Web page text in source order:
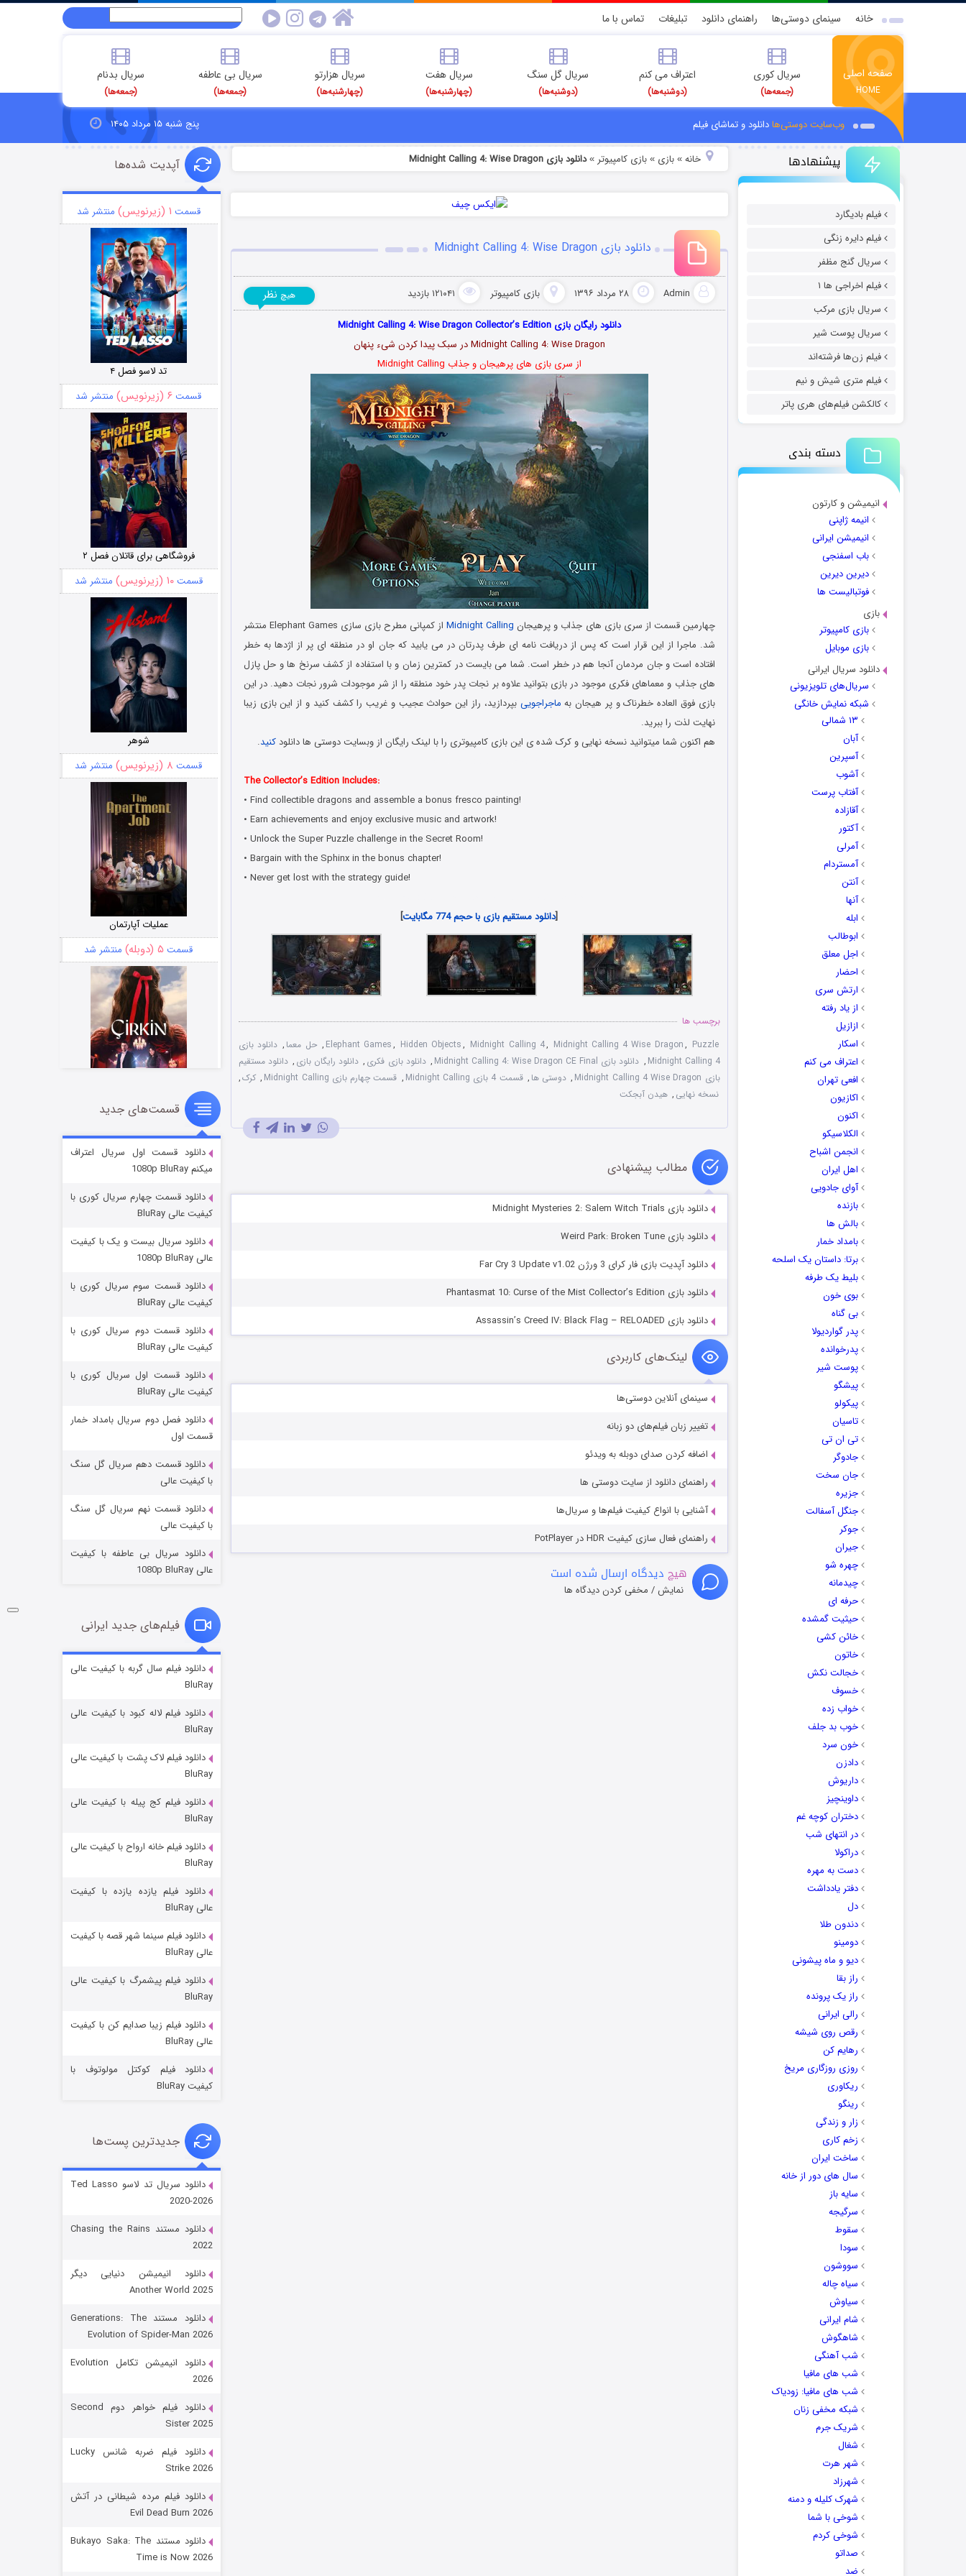
خانه سینمای دوستی‌ها راهنمای دانلود تبلیغات تماس با ما
صفحه اصلی
HOME
سریال کوری
(جمعه‌ها)
اعتراف می کنم
(دوشنبه‌ها)
سریال گل سنگ
(دوشنبه‌ها)
سریال هفت
(چهارشنبه‌ها)
سریال هزارتو
(چهارشنبه‌ها)
سریال بی عاطفه
(جمعه‌ها)
سریال بدنام
(جمعه‌ها)
وب‌سایت دوستی‌هادانلود و تماشای فیلم پنج شنبه ۱۵ مرداد ۱۴۰۵
پیشنهادها
فیلم بادیگارد
فیلم دایره زنگی
سریال گنج مظفر
فیلم اخراجی ها ۱
سریال بازی مرکب
سریال پوست شیر
فیلم زن‌ها فرشته‌اند
فیلم متری شیش و نیم
کالکشن فیلم‌های هری پاتر
دسته بندی
انیمیشن و کارتون
انیمه ژاپنی
انیمیشن ایرانی
باب اسفنجی
دیرین دیرین
فوتبالیست ها
بازی
بازی کامپیوتر
بازی موبایل
دانلود سریال ایرانی
سریال‌های تلویزیونی
شبکه نمایش خانگی
۱۳ شمالی
آبان
آسپرین
آشوب
آفتاب پرست
آقازاده
آکتور
آمرلی
آمستردام
آنتن
آنها
ابله
ابوطالب
اجل معلق
احضار
ارتش سری
از یاد رفته
ازازیل
اسکار
اعتراف می کنم
افعی تهران
اکازیون
اکنون
الکلاسیکو
انجمن اشباح
اهل ایران
آوای جادویی
بازنده
بالش ها
بامداد خمار
برتا: داستان یک اسلحه
بلیط یک‌‌ طرفه
بوی خون
بی گناه
پدر گواردیولا
پدرخوانده
پوست شیر
پیشگو
پیکولو
تاسیان
تی ان تی
جادوگر
جان سخت
جزیره
جنگل آسفالت
جوکر
جیران
چهره شو
چیدمانه
حرفه ای
حیثیت گمشده
خائن کشی
خاتون
خجالت نکش
خسوف
خواب زده
خوب بد جلف
خون سرد
دادزن
داریوش
داوینچیز
دختران کوچه غم
در انتهای شب
دراکولا
دست به مهره
دفتر یادداشت
دل
دندون طلا
دومینو
دیو و ماه پیشونی
راز بقا
راز یک پرونده
رالی ایرانی
رقص روی شیشه
رهایم کن
روزی روزگاری مریخ
ریکاوری
رینگو
زار و زندگی
زخم کاری
ساخت ایران
سال های دور از خانه
سایه باز
سرگیجه
سقوط
سودا
سووشون
سیاه چاله
سیاوش
شام ایرانی
شاهگوش
شب آهنگی
شب های مافیا
شب های مافیا: زودیاک
شبکه مخفی زنان
شریک جرم
شغال
شهر هرت
شهرزاد
شهرک کلیله و دمنه
شوخی با شما
شوخی کردم
صداتو
ضد
خانه» بازی » بازی کامپیوتر »دانلود بازی Midnight Calling 4: Wise Dragon
دانلود بازی Midnight Calling 4: Wise Dragon
Admin ۲۸ مرداد ۱۳۹۶ بازی کامپیوتر ۱۲۱۰۴۱ بازدید هیچ نظر
دانلود رایگان بازی Midnight Calling 4: Wise Dragon Collector’s Edition
Midnight Calling 4: Wise Dragon در سبک پیدا کردن شیء پنهان
از سری بازی های پرهیجان و جذاب Midnight Calling
چهارمین قسمت از سری بازی های جذاب و پرهیجان Midnight Calling
از کمپانی مطرح بازی سازی Elephant Games منتشر
شد. ماجرا از این قرار است که پس از دریافت نامه ای طرف پدرتان در می یابید که جان او در منطقه ای پر از اژدها به خطر
افتاده است و جان مردمان آنجا هم در خطر است. شما می بایست در کمترین زمان و با استفاده از کشف سرنخ ها و حل پازل
های جذاب و معماهای فکری موجود در بازی بتوانید علاوه بر نجات پدر خود منطقه را از شر موجودات شرور نجات دهید. در این
بازی فوق العاده خطرناک و پر هیجان به ماجراجویی بپردازید، راز این حوادث عجیب و غریب را کشف کنید و از این بازی زیبا
نهایت لذت را ببرید.
هم اکنون شما میتوانید نسخه نهایی و کرک شده ی این بازی کامپیوتری را با لینک رایگان از وبسایت دوستی ها دانلودکنید.
The Collector’s Edition Includes:
• Find collectible dragons and assemble a bonus fresco painting!
• Earn achievements and enjoy exclusive music and artwork!
• Unlock the Super Puzzle challenge in the Secret Room!
• Bargain with the Sphinx in the bonus chapter!
• Never get lost with the strategy guide!
[دانلود مستقیم بازی با حجم 774 مگابایت ]
برچسب ها
Elephant Games, Hidden Objects, Midnight Calling 4, Midnight Calling 4 Wise Dragon, Puzzle
, حل معما , دانلود بازی
Midnight Calling 4
, دانلود بازی Midnight Calling 4: Wise Dragon CE Final , دانلود بازی فکری , دانلود رایگان بازی , دانلود مستقیم
بازی Midnight Calling 4 Wise Dragon
, دوستی ها , قسمت 4 بازی Midnight Calling , قسمت چهارم بازی Midnight Calling , کرک,
نسخه نهایی , هیدن آبجکت
مطالب پیشنهادی
دانلود بازی Midnight Mysteries 2: Salem Witch Trials
دانلود بازی Weird Park: Broken Tune
دانلود آپدیت بازی فار کرای 3 ورژن Far Cry 3 Update v1.02
دانلود بازی Phantasmat 10: Curse of the Mist Collector’s Edition
دانلود بازی Assassin’s Creed IV: Black Flag – RELOADED
لینک‌های کاربردی
سینمای آنلاین دوستی‌ها
تغییر زبان فیلم‌های دو زبانه
اضافه کردن صدای دوبله به ویدئو
راهنمای دانلود از سایت دوستی ها
آشنایی با انواع کیفیت فیلم‌ها و سریال‌ها
راهنمای فعال سازی کیفیت HDR در PotPlayer
هیچ دیدگاه ارسال شده است
نمایش / مخفی کردن دیدگاه ها
آپدیت شده‌ها
قسمت ۱ (زیرنویس) منتشر شد
تد لاسو فصل ۴
قسمت ۶ (زیرنویس) منتشر شد
فروشگاهی برای قاتلان فصل ۲
قسمت۱۰ (زیرنویس) منتشر شد
شوهر
قسمت ۸ (زیرنویس) منتشر شد
عملیات آپارتمان
قسمت ۵ (دوبله) منتشر شد
سریال زشت
قسمت۲ (زیرنویس) منتشر شد
مردگان متحرک: شهر مرده ۳
شکست استوارت در نجات جهان
قسمت ۷ (زیرنویس) منتشر شد
شوگر فصل ۲
قسمت
خاندان اژدها فصل ۳
جادوگری در مغولستان
قسمت
رویایی برای تو
قسمت
قسمت‌های جدید
دانلود قسمت اول سریال اعتراف
میکنم 1080p BluRay
دانلود قسمت چهارم سریال کوری با
کیفیت عالی BluRay
دانلود سریال بیست و یک با کیفیت
عالی 1080p BluRay
دانلود قسمت سوم سریال کوری با
کیفیت عالی BluRay
دانلود قسمت دوم سریال کوری با
کیفیت عالی BluRay
دانلود قسمت اول سریال کوری با
کیفیت عالی BluRay
دانلود فصل دوم سریال بامداد خمار
قسمت اول
دانلود قسمت دهم سریال گل سنگ
با کیفیت عالی
دانلود قسمت نهم سریال گل سنگ
با کیفیت عالی
دانلود سریال بی عاطفه با کیفیت
عالی 1080p BluRay
فیلم‌های جدید ایرانی
دانلود فیلم سال گربه با کیفیت عالی
BluRay
دانلود فیلم لاله کبود با کیفیت عالی
BluRay
دانلود فیلم لاک پشت با کیفیت عالی
BluRay
دانلود فیلم کج‌ پیله با کیفیت عالی
BluRay
دانلود فیلم خانه ارواح با کیفیت عالی
BluRay
دانلود فیلم یازده یازده با کیفیت
عالی BluRay
دانلود فیلم سینما شهر قصه با کیفیت
عالی BluRay
دانلود فیلم پیشمرگ با کیفیت عالی
BluRay
دانلود فیلم زیبا صدایم کن با کیفیت
عالی BluRay
دانلود فیلم کوکتل مولوتوف با
کیفیت BluRay
جدیدترین پست‌ها
دانلود سریال تد لاسو Ted Lasso
2020-2026
دانلود مستند Chasing the Rains
2022
دانلود انیمیشن دنیایی دیگر
Another World 2025
دانلود مستند Generations: The
Evolution of Spider-Man 2026
دانلود انیمیشن تکامل Evolution
2026
دانلود فیلم خواهر دوم Second
Sister 2025
دانلود فیلم ضربه شانس Lucky
Strike 2026
دانلود فیلم مرده شیطانی در آتش
Evil Dead Burn 2026
دانلود مستند Bukayo Saka: The
Time is Now 2026